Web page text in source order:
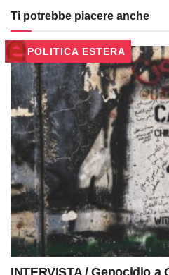
Ti potrebbe piacere anche
POLITICA ESTERA